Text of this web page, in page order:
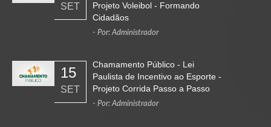
SET
Projeto Voleibol - Formando
Cidadãos
- Por: Administrador
15
SET
Chamamento Público - Lei
Paulista de Incentivo ao Esporte -
Projeto Corrida Passo a Passo
- Por: Administrador